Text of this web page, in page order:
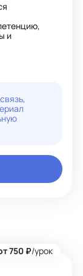
и
речь и учу
и
язык, но
750 ₽/урок